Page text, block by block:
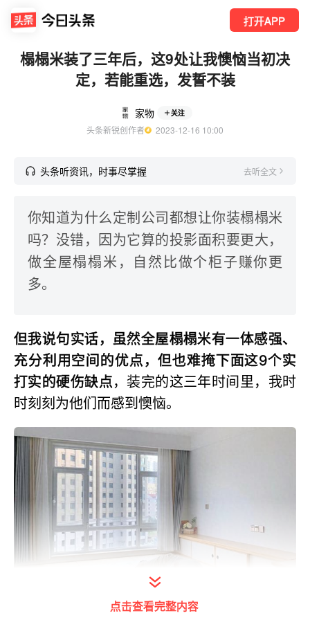
打开APP
榻榻米装了三年后，这9处让我懊恼当初决
定，若能重选，发誓不装
家物 关注
头条新锐创作者
  2023-12-16 10:00
头条听资讯，时事尽掌握 去听全文
你知道为什么定制公司都想让你装榻榻米
吗？没错，因为它算的投影面积要更大，
做全屋榻榻米，自然比做个柜子赚你更
多。
但我说句实话，虽然全屋榻榻米有一体感强、
充分利用空间的优点，但也难掩下面这9个实
打实的硬伤缺点，装完的这三年时间里，我时
时刻刻为他们而感到懊恼。
点击查看完整内容